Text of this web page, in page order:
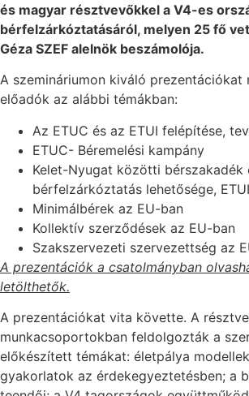
és magyar résztvevőkkel a V4-es
bérfelzárkóztatásáról, melyen 25 fő
Géza SZEF alelnök beszámolója.
A szemináriumon kiváló prezentációkat
előadók az alábbi témákban:
Az ETUC és az ETUI felépítése,
ETUC- Béremelési kampány
Kelet-Nyugat közötti bérszakadék
bérfelzárkóztatás lehetősége, ETUI
Minimálbérek az EU-ban
Kollektív szerződések az EU-ban
Szakszervezeti szervezettség az
A prezentációk a csatolmányban
letölthetők.
A prezentációkat vita követte. A
munkacsoportokban feldolgozták a
előkészített témákat: életpálya
gyakorlatok az érdekegyeztetésben; a